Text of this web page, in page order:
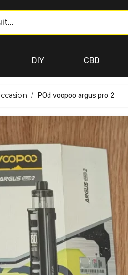
DIY CBD
POd voopoo argus pro 2